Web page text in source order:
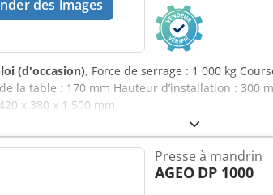
des images
(d'occasion), Force de serrage : 1 000 kg
la table : 170 mm Hauteur d’installation : 300
x 380 x 1 500 mm
Presse à mandrin
AGEO DP 1000